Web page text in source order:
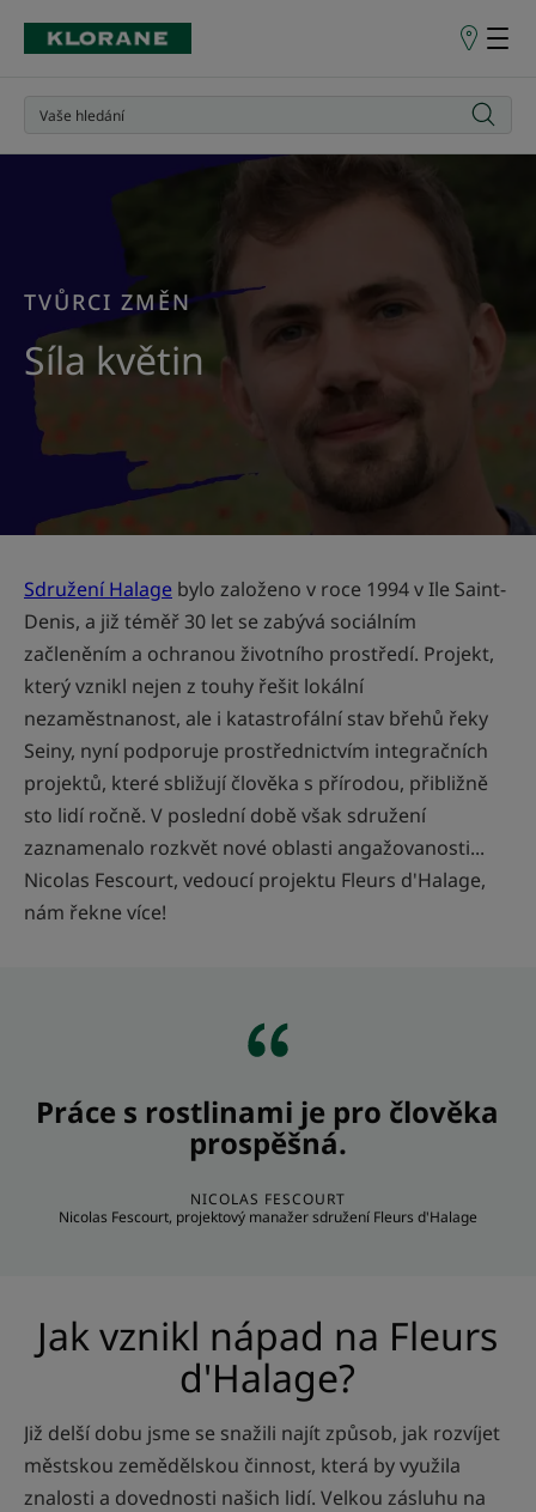
Prodejní
TVŮRCI ZMĚN
Síla květin
Sdružení Halage bylo založeno v roce 1994 v Ile Saint-
Denis, a již téměř 30 let se zabývá sociálním
začleněním a ochranou životního prostředí. Projekt,
který vznikl nejen z touhy řešit lokální
nezaměstnanost, ale i katastrofální stav břehů řeky
Seiny, nyní podporuje prostřednictvím integračních
projektů, které sbližují člověka s přírodou, přibližně
sto lidí ročně. V poslední době však sdružení
zaznamenalo rozkvět nové oblasti angažovanosti...
Nicolas Fescourt, vedoucí projektu Fleurs d'Halage,
nám řekne více!
Práce s rostlinami je pro člověka
prospěšná.
NICOLAS FESCOURT
Nicolas Fescourt, projektový manažer sdružení Fleurs d'Halage
Jak vznikl nápad na Fleurs
d'Halage?
Již delší dobu jsme se snažili najít způsob, jak rozvíjet
městskou zemědělskou činnost, která by využila
znalosti a dovednosti našich lidí. Velkou zásluhu na